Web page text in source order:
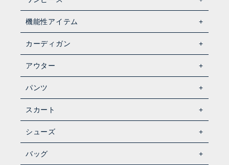
機能性アイテム
カーディガン
アウター
パンツ
スカート
シューズ
バッグ